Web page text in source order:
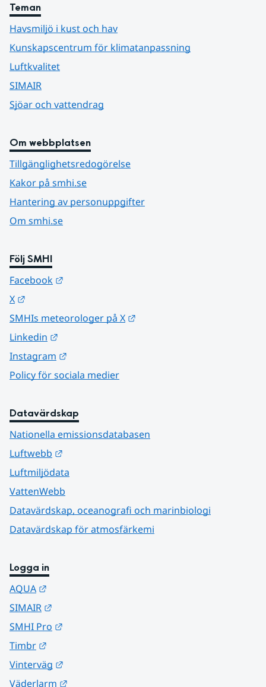
Teman
Havsmiljö i kust och hav
Kunskapscentrum för klimatanpassning
Luftkvalitet
SIMAIR
Sjöar och vattendrag
Om webbplatsen
Tillgänglighetsredogörelse
Kakor på smhi.se
Hantering av personuppgifter
Om smhi.se
Följ SMHI
Facebook
X
SMHIs meteorologer på X
Linkedin
Instagram
Policy för sociala medier
Datavärdskap
Nationella emissionsdatabasen
Luftwebb
Luftmiljödata
VattenWebb
Datavärdskap, oceanografi och marinbiologi
Datavärdskap för atmosfärkemi
Logga in
AQUA
SIMAIR
SMHI Pro
Timbr
Vinterväg
Väderlarm